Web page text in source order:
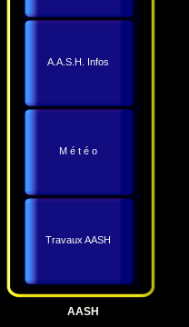
A.A.S.H. Infos
M é t é o
Travaux AASH
AASH